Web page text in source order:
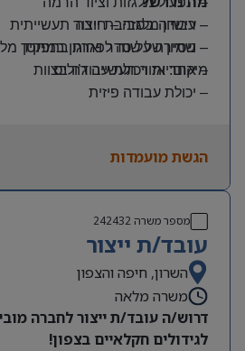
– עבודה בסביבת ייצור תעשייתית
– שמירה על סדר וארגון במחסן
– רישיון מלגזה – חובה
– ניסיון של שנה לפחות בתפקיד
– אחריות ויכולת עבודה בצוות
– יכולת עבודה פיזית
משמרות:
שעות נוספות לפי צורך
תנאים:
סיבוס
קרן השתלמות
מיקום: אזור תעשייה ג’וליס
הגשת מועמדות
מספר משרה 242432
עובד/ת ייצור
השרון, חיפה והצפון
משרה מלאה
דרוש/ה עובד/ת ייצור לחברה
לגידולים חקלאיים בצפון!